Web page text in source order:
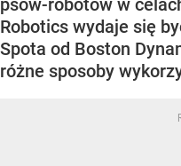
psów-robotów w
Robotics wydaje się
Spota od Boston
różne sposoby